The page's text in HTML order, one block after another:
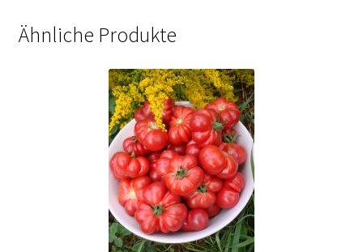
Ähnliche Produkte